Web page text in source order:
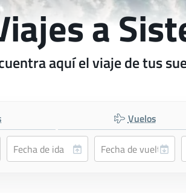
a
aquí el viaje de tus
Vuelos